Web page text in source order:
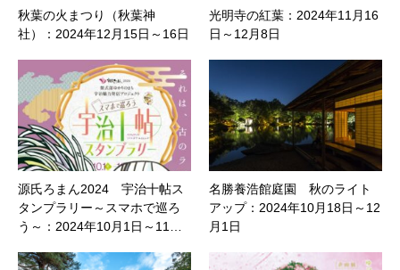
秋葉の火まつり（秋葉神
社）：2024年12月15日～16日
光明寺の紅葉：2024年11月16
日～12月8日
源氏ろまん2024 宇治十帖ス
タンプラリー～スマホで巡ろ
う～：2024年10月1日～11…
名勝養浩館庭園 秋のライト
アップ：2024年10月18日～12
月1日